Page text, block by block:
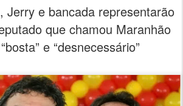
Jerry e bancada representarão
que chamou Maranhão
e “desnecessário”